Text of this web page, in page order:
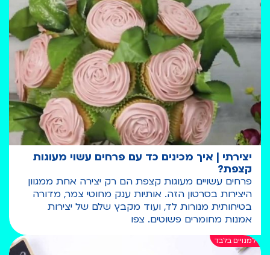
יצירתי | איך מכינים כד עם פרחים עשוי מעוגות
קצפת?
פרחים עשויים מעוגות קצפת הם רק יצירה אחת ממגוון
היצירות בסרטון הזה. אותיות ענק מחוטי צמר, מדורה
בטיחותית מנורות לד, ועוד מקבץ שלם של יצירות
אמנות מחומרים פשוטים. צפו